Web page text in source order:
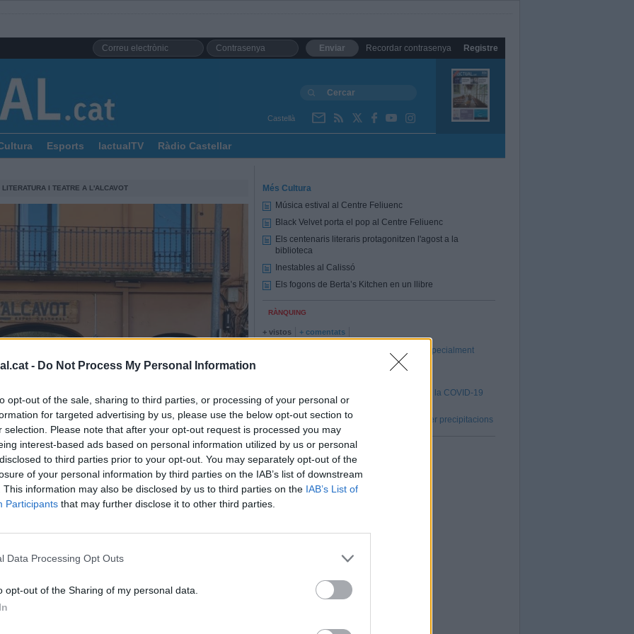
- Do Not Process My Personal Information
opt-out of the sale, sharing to third parties, or processing of your personal or
for targeted advertising by us, please use the below opt-out section to
selection. Please note that after your opt-out request is processed you may
interest-based ads based on personal information utilized by us or personal
to third parties prior to your opt-out. You may separately opt-out of the
of your personal information by third parties on the IAB’s list of downstream
This information may also be disclosed by us to third parties on the IAB’s List of
Participants that may further disclose it to other third parties.
Data Processing Opt Outs
opt-out of the Sharing of my personal data.
Recordar contrasenya Registre
Enviar
Castellà
Esports lactualTV Ràdio Castellar
I TEATRE A L'ALCAVOT
i teatre a L'Alcavot
activitats literàries i teatrals
Marina Antúnez
Més Cultura
Música estival al Centre Feliuenc
Black Velvet porta el pop al Centre Feliuenc
Els centenaris literaris protagonitzen l'agost a la
biblioteca
Inestables al Calissó
Els fogons de Berta’s Kitchen en un llibre
RÀNQUING
+ vistos + comentats
Atenció: poden arribar pluges intenses, especialment
La campanya de vacunació contra la grip i la COVID-19
començarà el 5 d’octubre
El pla INUNCAT s'activa en fase d'alerta per precipitacions